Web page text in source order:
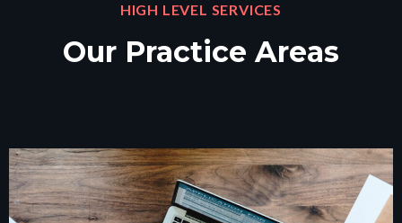
HIGH LEVEL SERVICES
Our Practice Areas